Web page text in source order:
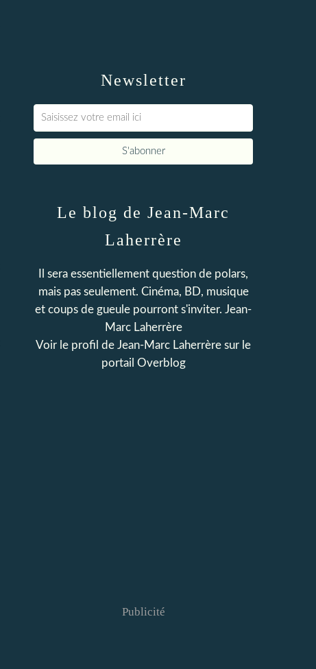
Newsletter
Le blog de Jean-Marc
Laherrère
Il sera essentiellement question de polars,
mais pas seulement. Cinéma, BD, musique
et coups de gueule pourront s'inviter. Jean-
Marc Laherrère
Voir le profil de Jean-Marc Laherrère sur le
portail Overblog
Publicité